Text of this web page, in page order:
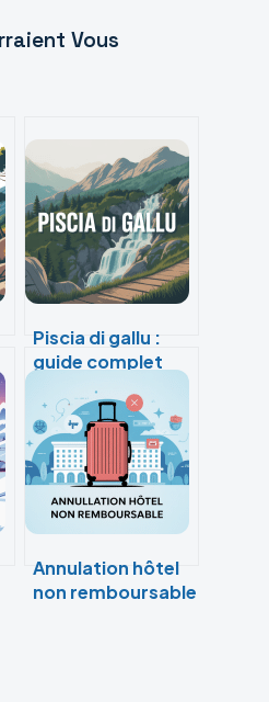
Vous
Piscia di gallu :
guide complet
pour profiter de
cette cascade en
corse
Annulation hôtel
non remboursable